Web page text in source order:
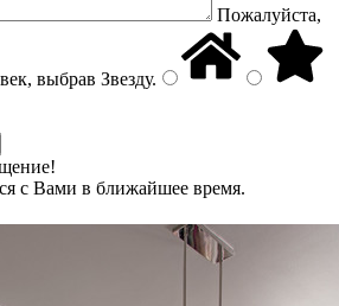
Пожалуйста,
выбрав Звезду.
с Вами в ближайшее время.